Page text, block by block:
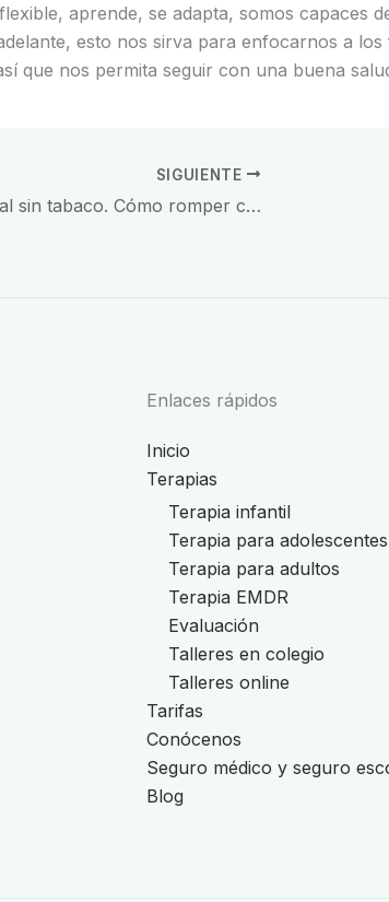
aprende, se adapta, somos capaces
esto nos sirva para enfocarnos a
que nos permita seguir con una buena
SIGUIENTE
Día mundial sin tabaco. Cómo romper con el hábito.
Enlaces rápidos
Inicio
Terapias
Terapia infantil
Terapia para adolescentes
Terapia para adultos
Terapia EMDR
Evaluación
Talleres en colegio
Talleres online
Tarifas
Conócenos
Seguro médico y seguro
Blog